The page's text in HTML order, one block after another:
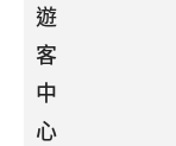
遊
客
中
心